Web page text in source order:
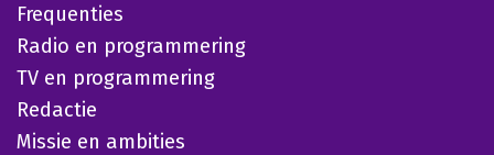
Frequenties
Radio en programmering
TV en programmering
Redactie
Missie en ambities